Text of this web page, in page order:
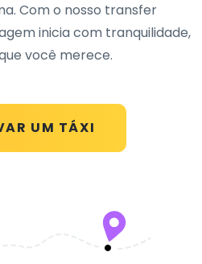
UM TÁXI
Com o nosso transfer
inicia com tranquilidade,
você merece.